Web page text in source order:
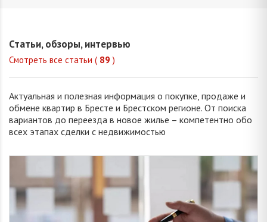
Статьи, обзоры, интервью
Смотреть все статьи ( 89 )
Актуальная и полезная информация о покупке, продаже и
обмене квартир в Бресте и Брестском регионе. От поиска
вариантов до переезда в новое жилье – компетентно обо
всех этапах сделки с недвижимостью